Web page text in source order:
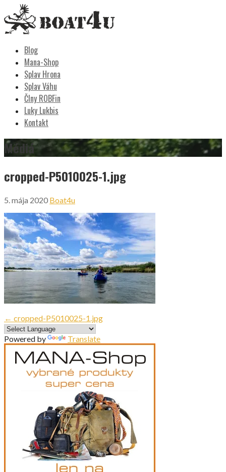
to
content
Blog
Mana-Shop
Splav Hrona
Splav Váhu
Člny ROBFin
Luky Lukbis
Kontakt
Médiá
cropped-P5010025-1.jpg
5. mája 2020 Boat4u
Navigácia
v
článku
← cropped-P5010025-1.jpg
Powered by Translate